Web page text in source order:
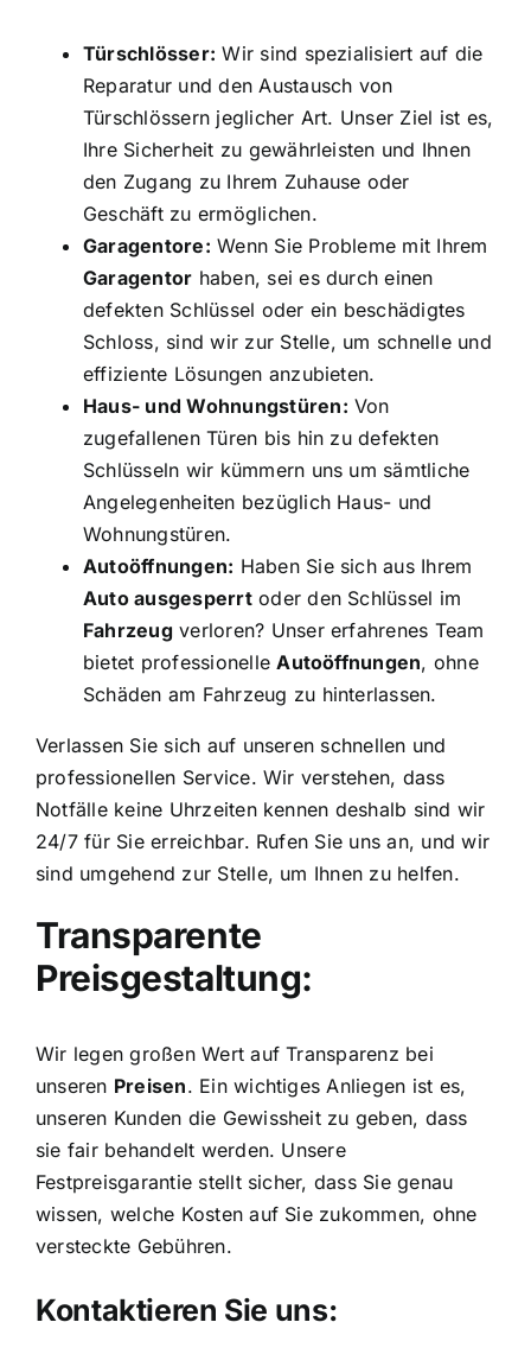
Türschlösser: Wir sind spezialisiert auf die
Reparatur und den Austausch von
Türschlössern jeglicher Art. Unser Ziel ist es,
Ihre Sicherheit zu gewährleisten und Ihnen
den Zugang zu Ihrem Zuhause oder
Geschäft zu ermöglichen.
Garagentore: Wenn Sie Probleme mit Ihrem
Garagentor haben, sei es durch einen
defekten Schlüssel oder ein beschädigtes
Schloss, sind wir zur Stelle, um schnelle und
effiziente Lösungen anzubieten.
Haus- und Wohnungstüren: Von
zugefallenen Türen bis hin zu defekten
Schlüsseln wir kümmern uns um sämtliche
Angelegenheiten bezüglich Haus- und
Wohnungstüren.
Autoöffnungen: Haben Sie sich aus Ihrem
Auto ausgesperrtoder den Schlüssel im
Fahrzeugverloren? Unser erfahrenes Team
bietet professionelleAutoöffnungen, ohne
Schäden am Fahrzeug zu hinterlassen.
Verlassen Sie sich auf unseren schnellen und
professionellen Service. Wir verstehen, dass
Notfälle keine Uhrzeiten kennen deshalb sind wir
24/7 für Sie erreichbar. Rufen Sie uns an, und wir
sind umgehend zur Stelle, um Ihnen zu helfen.
Transparente
Preisgestaltung:
Wir legen großen Wert auf Transparenz bei
unseren Preisen. Ein wichtiges Anliegen ist es,
unseren Kunden die Gewissheit zu geben, dass
sie fair behandelt werden. Unsere
Festpreisgarantie stellt sicher, dass Sie genau
wissen, welche Kosten auf Sie zukommen, ohne
versteckte Gebühren.
Kontaktieren Sie uns: